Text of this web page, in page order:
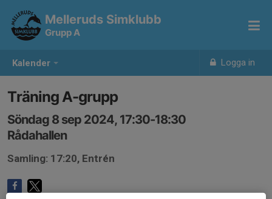
Kalender Logga in
Melleruds Simklubb
Grupp A
Träning A-grupp
Söndag 8 sep 2024, 17:30-18:30
Rådahallen
Samling: 17:20, Entrén